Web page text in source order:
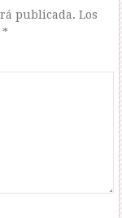
publicada. Los
*